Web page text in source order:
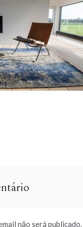
não será publicado.